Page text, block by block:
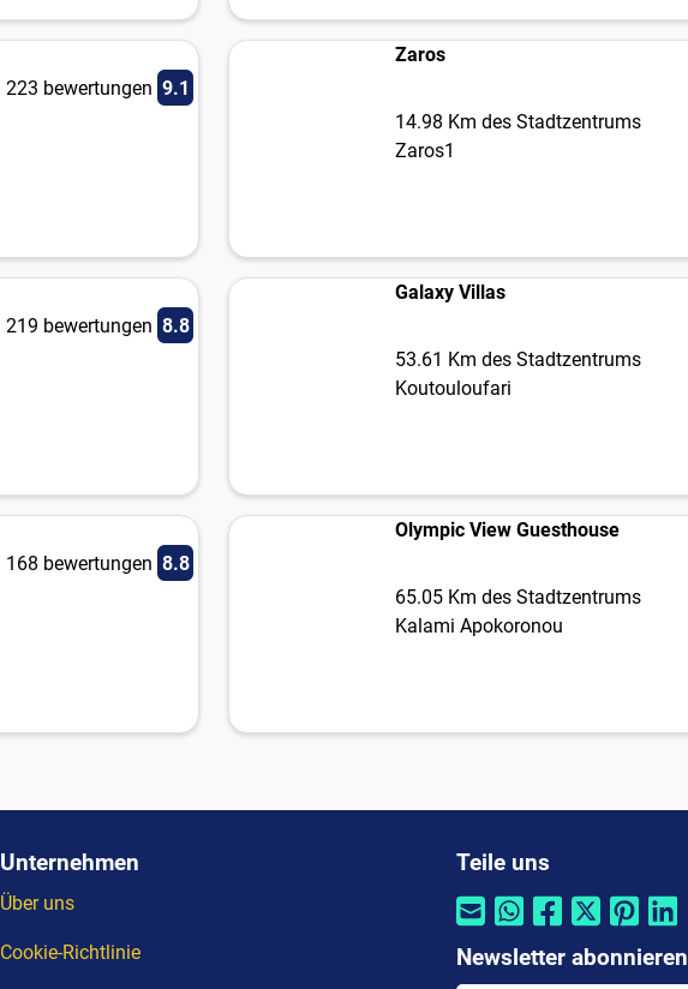
223 bewertungen 9.1
Zaros
14.98 Km des Stadtzentrums
Zaros1
219 bewertungen 8.8
Galaxy Villas
53.61 Km des Stadtzentrums
Koutouloufari
168 bewertungen 8.8
Olympic View Guesthouse
65.05 Km des Stadtzentrums
Kalami Apokoronou
Unternehmen
Über uns
Cookie-Richtlinie
Teile uns
Newsletter abonnieren